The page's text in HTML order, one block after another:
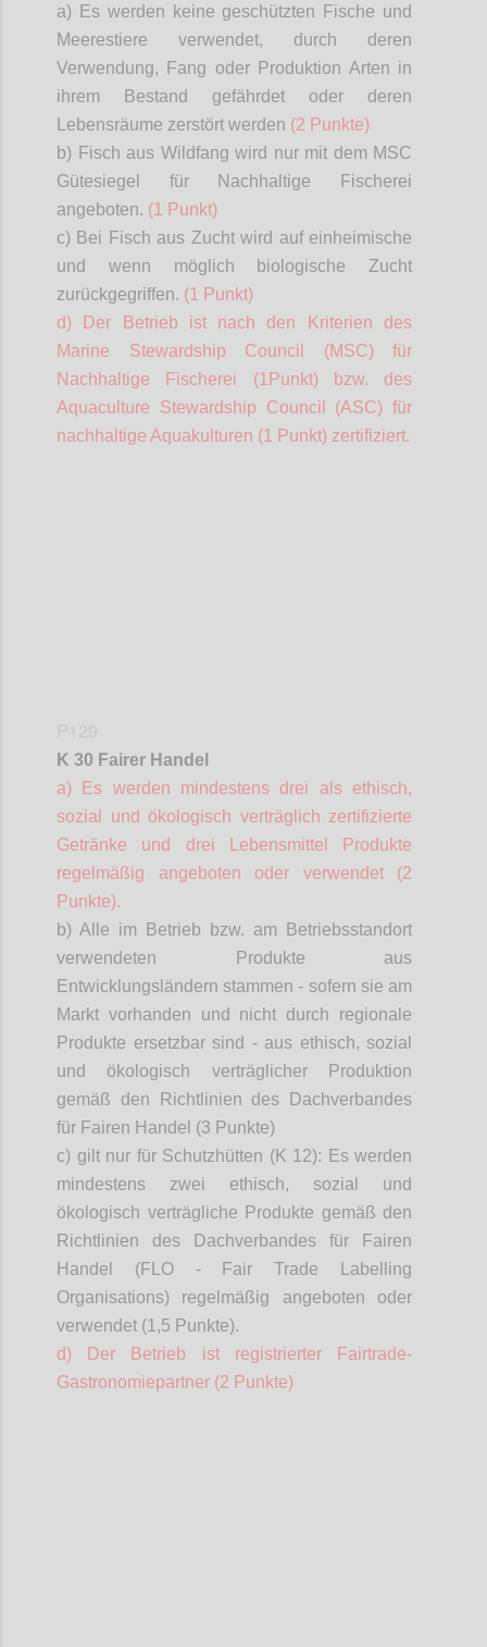
a) Es werden keine geschützten Fische und
Meerestiere verwendet, durch deren
Verwendung, Fang oder Produktion Arten in
ihrem Bestand gefährdet oder deren
Lebensräume zerstört werden (2 Punkte)
b) Fisch aus Wildfang wird nur mit dem MSC
Gütesiegel für Nachhaltige Fischerei
angeboten. (1 Punkt)
c) Bei Fisch aus Zucht wird auf einheimische
und wenn möglich biologische Zucht
zurückgegriffen. (1 Punkt)
d) Der Betrieb ist nach den Kriterien des
Marine Stewardship Council (MSC) für
Nachhaltige Fischerei (1Punkt) bzw. des
Aquaculture
Stewardship Council (ASC) für
nachhaltige Aquakulturen (1 Punkt) zertifiziert.
K 30 Fairer Handel
a) Es werden mindestens drei als ethisch,
sozial und ökologisch verträglich zertifizierte
Getränke und drei Lebensmittel Produkte
regelmäßig angeboten oder verwendet (2
Punkte).
b) Alle im Betrieb bzw. am Betriebsstandort
verwendeten Produkte aus
Entwicklungsländern stammen - sofern sie am
Markt vorhanden und nicht durch regionale
Produkte ersetzbar sind - aus ethisch, sozial
und ökologisch verträglicher Produktion
gemäß den Richtlinien des Dachverbandes
für Fairen Handel (3 Punkte)
c) gilt nur für Schutzhütten (K 12): Es werden
mindestens zwei ethisch, sozial und
ökologisch verträgliche Produkte gemäß den
Richtlinien des Dachverbandes für Fairen
Handel (FLO - Fair Trade
Labelling
Organisations) regelmäßig angeboten oder
verwendet (1,5 Punkte).
d) Der Betrieb ist registrierter
Fairtrade-
Gastronomiepartner (2 Punkte)